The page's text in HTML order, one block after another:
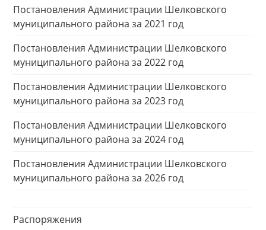
Постановления Администрации Шелковского
муниципального района за 2021 год
Постановления Администрации Шелковского
муниципального района за 2022 год
Постановления Администрации Шелковского
муниципального района за 2023 год
Постановления Администрации Шелковского
муниципального района за 2024 год
Постановления Администрации Шелковского
муниципального района за 2026 год
Распоряжения